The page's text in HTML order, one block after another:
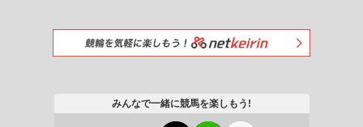
みんなで一緒に競馬を楽しもう!